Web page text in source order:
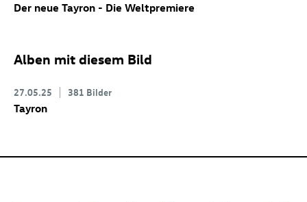
Der neue Tayron - Die Weltpremiere
Alben mit diesem Bild
27.05.25 381 Bilder
Tayron